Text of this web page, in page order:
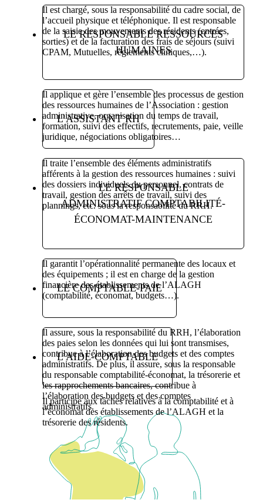
Il est chargé, sous la responsabilité du cadre social, de
l’accueil physique et téléphonique. Il est responsable
de la saisie des mouvements des résidents (entrées,
sorties) et de la facturation des frais de séjours (suivi
CPAM, Mutuelles, règlements cliniques,…).
LE RESPONSABLE RESSOURCES
HUMAINES
Il applique et gère l’ensemble des processus de gestion
des ressources humaines de l’Association : gestion
administrative, organisation du temps de travail,
formation, suivi des effectifs, recrutements, paie, veille
juridique, négociations obligatoires…
L’ASSISTANT RH
Il traite l’ensemble des éléments administratifs
afférents à la gestion des ressources humaines : suivi
des dossiers individuels du personnel, contrats de
travail, gestion des arrêts de travail, suivi des
plannings, etc. sous la responsabilité du RRH.
LE RESPONSABLE
ADMINISTRATIF COMPTABILITÉ-
ÉCONOMAT-MAINTENANCE
Il garantit l’opérationnalité permanente des locaux et
des équipements ; il est en charge de la gestion
financière des établissements de l’ALAGH
(comptabilité, économat, budgets…).
LE COMPTABLE-PAIE
Il assure, sous la responsabilité du RRH, l’élaboration
des paies selon les données qui lui sont transmises,
contribue à l’élaboration des budgets et des comptes
administratifs. De plus, il assure, sous la responsable
du responsable comptabilité-économat, la trésorerie et
les rapprochements bancaires, contribue à
l’élaboration des budgets et des comptes
administratifs.
L’AIDE-COMPTABLE
Il participe aux tâches relatives à la comptabilité et à
l’économat des établissements de l’ALAGH et la
trésorerie des résidents.